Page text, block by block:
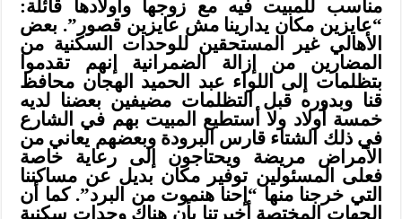
مناسب للمبيت فيه مع زوجها وأولادها قائلة:
“عايزين مكان يدارينا مش عايزين قصور”. بعض
الأهالي غير المستحقين للوحدات السكنية من
المضارين من إزالة الضمرانية إنهم تقدموا
بتظلمات إلى اللواء عبد الحميد الهجان محافظ
قنا وبدوره قبل التظلمات مضيفين بعضنا لديه
خمسة أولاد ولا أستطيع المبيت بهم في الشارع
في ذلك الشتاء قارس البرودة وبعضهم يعاني من
الأمراض مريضة ويحتاجون إلى رعاية خاصة
فعلى المسئولين توفير مكان بديل عن مساكننا
التي خرجنا منها “إحنا هنموت من البرد”. كما أن
الجهات المختصة أخبرتنا بأن هناك وحدات سكنية